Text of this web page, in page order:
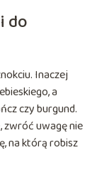
do
Inaczej
a
czy burgund.
, zwróć uwagę nie
na którą robisz